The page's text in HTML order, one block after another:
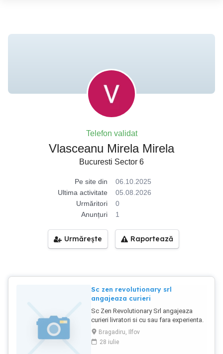
Telefon validat
Vlasceanu Mirela Mirela
Bucuresti Sector 6
Pe site din
06.10.2025
Ultima activitate
05.08.2026
Urmăritori
0
Anunțuri
1
Urmărește Raportează
Sc zen revolutionary srl
angajeaza curieri
Sc Zen Revolutionary Srl angajeaza
curieri livratori si cu sau fara experienta.
Pentru detalii trimiteti-ne CV.ul cu
numarul de telefon mentionat.
Bragadiru, Ilfov
28 iulie